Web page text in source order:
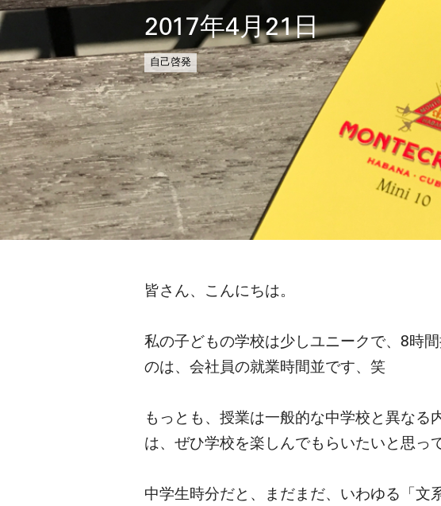
2017年4月21日
自己啓発
皆さん、こんにちは。
私の子どもの学校は少しユニークで、8時
のは、会社員の就業時間並です、笑
もっとも、授業は一般的な中学校と異な
は、ぜひ学校を楽しんでもらいたいと思っ
中学生時分だと、まだまだ、いわゆる「文